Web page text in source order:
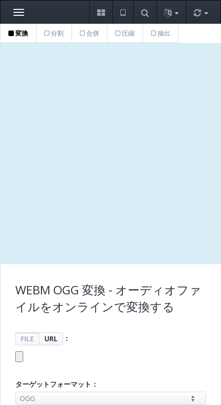
Toggle
navigation
変換 分割 合併 圧縮 抽出
WEBM OGG 変換 - オーディオファ
イルをオンラインで変換する
FILE URL ：
ターゲットフォーマット：